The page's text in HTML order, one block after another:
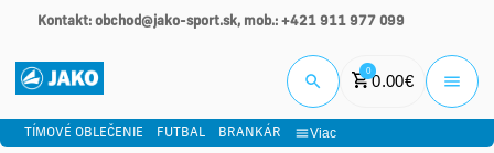
Kontakt: obchod@jako-sport.sk, mob.: +421 911 977 099
0
0.00€
TÍMOVÉ OBLEČENIE FUTBAL BRANKÁR Viac